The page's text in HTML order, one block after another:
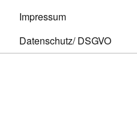
Impressum
Datenschutz/ DSGVO